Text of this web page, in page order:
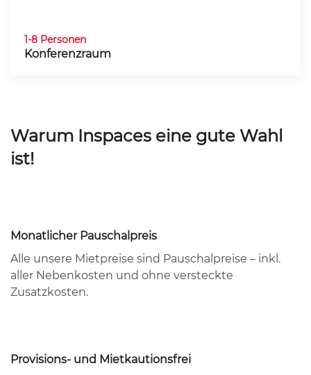
1-8 Personen
Konferenzraum
Warum Inspaces eine gute Wahl
ist!
Monatlicher Pauschalpreis
Alle unsere Mietpreise sind Pauschalpreise – inkl.
aller Nebenkosten und ohne versteckte
Zusatzkosten.
Provisions- und Mietkautionsfrei